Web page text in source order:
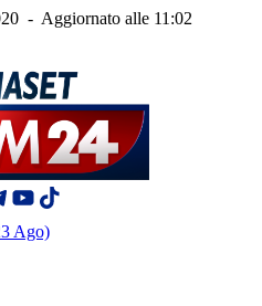
- Aggiornato alle 11:02
Ago)